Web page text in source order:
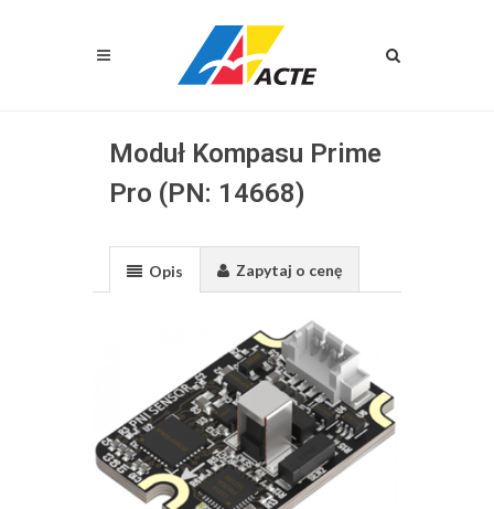
Moduł Kompasu Prime
Pro (PN: 14668)
Opis Zapytaj o cenę